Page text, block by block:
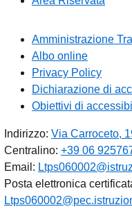
Amministrazione
Albo online
Privacy Policy
Dichiarazione di
Obiettivi di
Indirizzo: Via Carroceto,
Centralino: +39 06
Email:
Posta elettronica